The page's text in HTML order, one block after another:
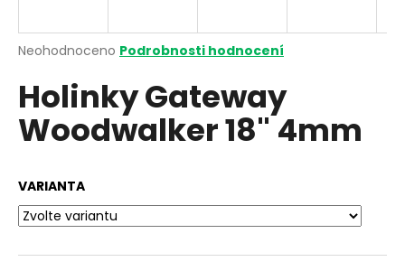
Průměrné
produktu
je
0,0
z
Neohodnoceno Podrobnosti hodnocení
Holinky Gateway
Woodwalker 18" 4mm
VARIANTA
j
t
?
HLEDAT